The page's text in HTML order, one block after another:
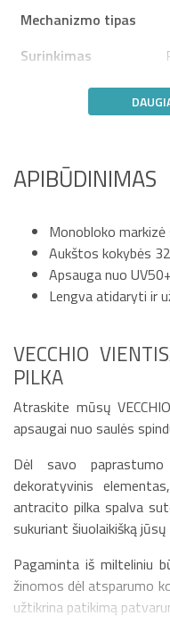
Mechanizmo tipas
Surinkimas
APIBŪDINIMAS
Monobloko
Aukštos kokybės
Apsauga nuo
Lengva atidaryti ir
VECCHIO
PILKA
Atraskite mūsų
apsaugai nuo saulės
Dėl savo
dekoratyvinis
antracito pilka spalva
sukuriant šiuolaikišką
Pagaminta iš milteliniu
žinomos dėl atsparumo
užtikrina patikimą